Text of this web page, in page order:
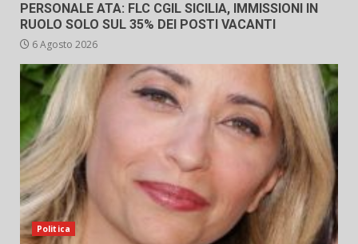
PERSONALE ATA: FLC CGIL SICILIA, IMMISSIONI IN
RUOLO SOLO SUL 35% DEI POSTI VACANTI
6 Agosto 2026
Politica